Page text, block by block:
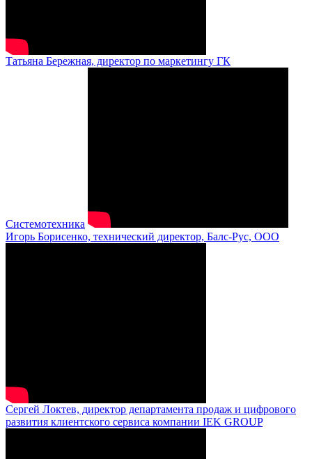
Татьяна Бережная, директор по маркетингу ГК
Системотехника
Игорь Борисенко, технический директор, Балс-Рус, ООО
Сергей Локтев, директор департамента продаж и цифрового
развития клиентского сервиса компании IEK GROUP